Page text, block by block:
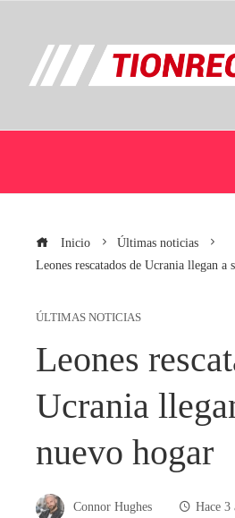
Inicio
Últimas noticias
Leones rescatados de Ucrania llegan a
ÚLTIMAS NOTICIAS
Leones
Ucrania
nuevo hogar
Connor Hughes Hace 3